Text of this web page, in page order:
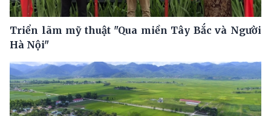
Triển lãm mỹ thuật "Qua miền Tây Bắc và Người
Hà Nội"